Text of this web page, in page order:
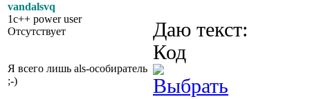
vandalsvq
1c++ power user
Отсутствует
Я всего лишь als-особиратель
;-)
Даю текст:
Код